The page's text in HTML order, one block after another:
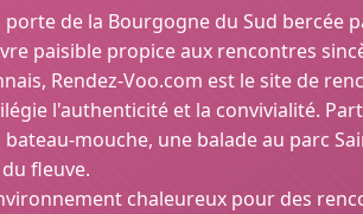
porte de la Bourgogne du Sud bercée
paisible propice aux rencontres
Rendez-Voo.com est le site de
l'authenticité et la convivialité.
mouche, une balade au parc
fleuve.
chaleureux pour des